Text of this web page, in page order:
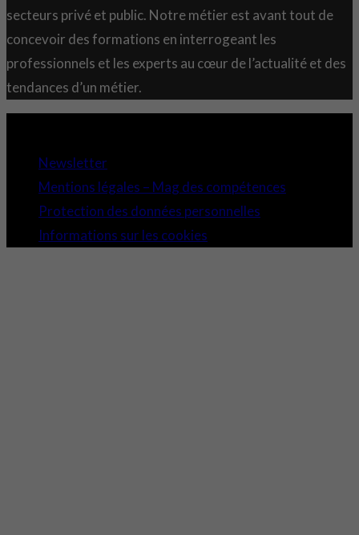
secteurs privé et public. Notre métier est avant tout de
concevoir des formations en interrogeant les
professionnels et les experts au cœur de l’actualité et des
tendances d’un métier.
Newsletter
Mentions légales – Mag des compétences
Protection des données personnelles
Informations sur les cookies